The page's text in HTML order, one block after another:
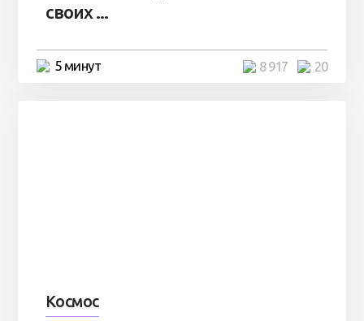
своих ...
5 минут 20
8 917
Космос